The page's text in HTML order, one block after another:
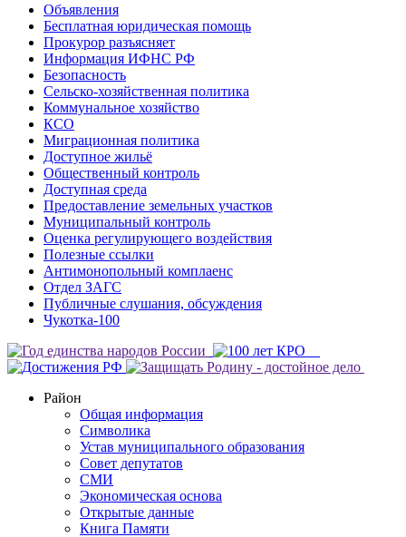
Объявления
Бесплатная юридическая помощь
Прокурор разъясняет
Информация ИФНС РФ
Безопасность
Сельско-хозяйственная политика
Коммунальное хозяйство
КСО
Миграционная политика
Доступное жильё
Общественный контроль
Доступная среда
Предоставление земельных участков
Муниципальный контроль
Оценка регулирующего воздействия
Полезные ссылки
Антимонопольный комплаенс
Отдел ЗАГС
Публичные слушания, обсуждения
Чукотка-100
Район
Общая информация
Символика
Устав муниципального образования
Совет депутатов
СМИ
Экономическая основа
Открытые данные
Книга Памяти